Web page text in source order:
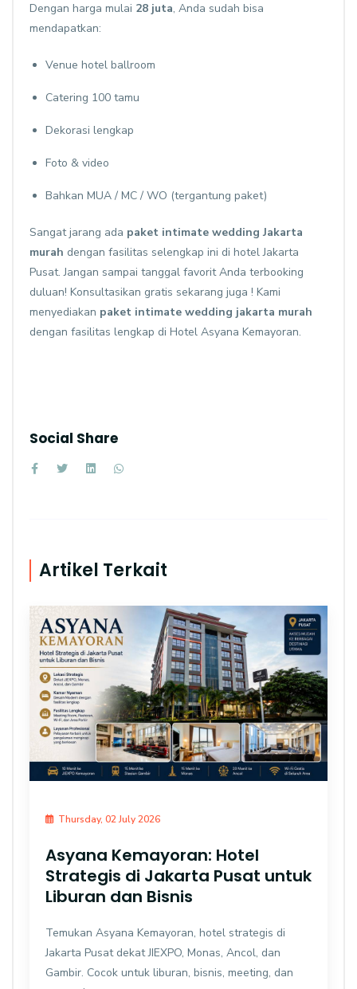
Dengan harga mulai 28 juta, Anda sudah bisa
mendapatkan:
Venue hotel ballroom
Catering 100 tamu
Dekorasi lengkap
Foto & video
Bahkan MUA / MC / WO (tergantung paket)
Sangat jarang ada paket intimate wedding Jakarta
murah dengan fasilitas selengkap ini di hotel Jakarta
Pusat. Jangan sampai tanggal favorit Anda terbooking
duluan! Konsultasikan gratis sekarang juga ! Kami
menyediakan paket intimate wedding jakarta murah
dengan fasilitas lengkap di Hotel Asyana Kemayoran.
Social Share
Artikel Terkait
Thursday, 02 July 2026
Asyana Kemayoran: Hotel
Strategis di Jakarta Pusat untuk
Liburan dan Bisnis
Temukan Asyana Kemayoran, hotel strategis di
Jakarta Pusat dekat JIEXPO, Monas, Ancol, dan
Gambir. Cocok untuk liburan, bisnis, meeting, dan